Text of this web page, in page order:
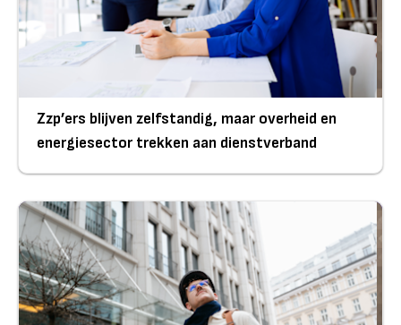
Zzp’ers blijven zelfstandig, maar overheid en
energiesector trekken aan dienstverband